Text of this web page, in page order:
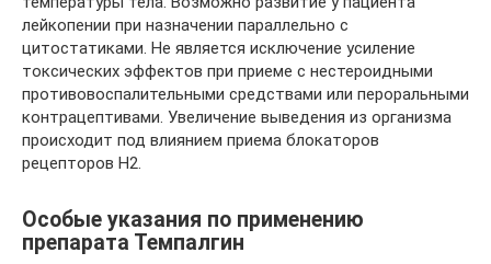
лейкопении при назначении параллельно с
цитостатиками. Не является исключение усиление
токсических эффектов при приеме с нестероидными
противовоспалительными средствами или пероральными
контрацептивами. Увеличение выведения из организма
происходит под влиянием приема блокаторов
рецепторов Н2.
Особые указания по применению
препарата Темпалгин